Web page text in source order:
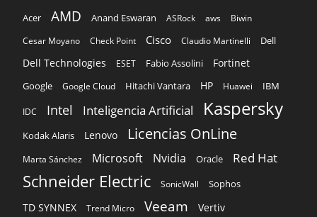
Acer AMD Anand Eswaran ASRock aws
Biwin
Cesar Moyano
Check Point Cisco Claudio Martinelli Dell
Dell Technologies ESET Fabio Assolini Fortinet
Google Google Cloud Hitachi Vantara HP Huawei IBM
IDC Intel Inteligencia Artificial Kaspersky
Kodak Alaris Lenovo Licencias OnLine
Marta Sánchez Microsoft Nvidia Oracle Red Hat
Schneider Electric SonicWall Sophos
TD SYNNEX Trend Micro Veeam Vertiv